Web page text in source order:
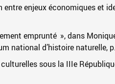
enjeux économiques et
emprunté », dans
national d’histoire naturelle,
sous la IIIe